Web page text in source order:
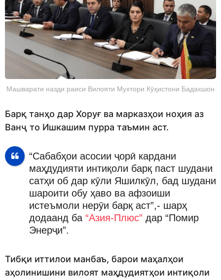
Машварати назди раиси Вилояти Мухтори Кӯҳистони Бадахшон
Барқ танҳо дар Хоруғ ва марказҳои ноҳия аз
Ванҷ то Ишкашим пурра таъмин аст.
“Сабабҳои асосии ҷорӣ кардани
маҳдудияти интиқоли барқ паст шудани
сатҳи об дар кӯли Яшилкӯл, бад шудани
шароити обу ҳаво ва афзоиши
истеъмоли нерӯи барқ аст”,- шарҳ
додаанд ба“Азия-Плюс” дар “Помир
Энерҷи”.
Тибқи иттилои манбаъ, барои маҳалҳои
аҳолинишини вилоят маҳдудиятҳои интиқоли